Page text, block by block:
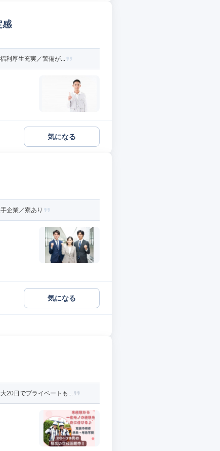
感
利厚生充実／警備が...
気になる
企業／寮あり
気になる
20日でプライベートも...